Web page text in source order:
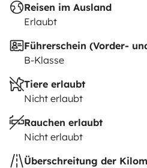
Reisen im Ausland
Erlaubt
Führerschein (Vorder-
B-Klasse
Tiere erlaubt
Nicht erlaubt
Rauchen erlaubt
Nicht erlaubt
Überschreitung der